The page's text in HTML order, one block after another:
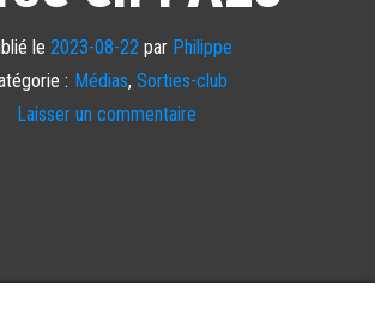
le 2023-08-22 par Philippe
: Médias, Sorties-club
Laisser un commentaire